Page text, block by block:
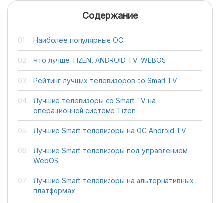
Содержание
Наиболее популярные ОС
Что лучше TIZEN, ANDROID TV, WEBOS
Рейтинг лучших телевизоров со Smart TV
Лучшие телевизоры со Smart TV на
операционной системе Tizen
Лучшие Smart-телевизоры на ОС Android TV
Лучшие Smart-телевизоры под управлением
WebOS
Лучшие Smart-телевизоры на альтернативных
платформах